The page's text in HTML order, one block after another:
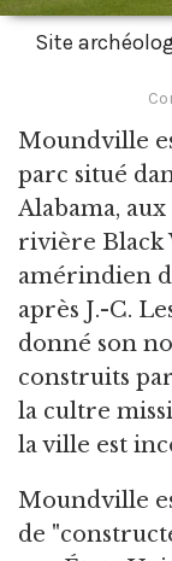
Site
Moundville
parc situé
Alabama,
rivière Black
amérindien
après J.-C.
donné son
construits
la cultre
la ville est
Moundville
de